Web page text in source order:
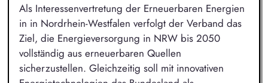
Als Interessenvertretung der Erneuerbaren Energien
in in Nordrhein-Westfalen verfolgt der Verband das
Ziel, die Energieversorgung in NRW bis 2050
vollständig aus erneuerbaren Quellen
sicherzustellen. Gleichzeitig soll mit innovativen